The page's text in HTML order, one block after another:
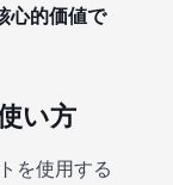
心的価値で
い方
を使用する